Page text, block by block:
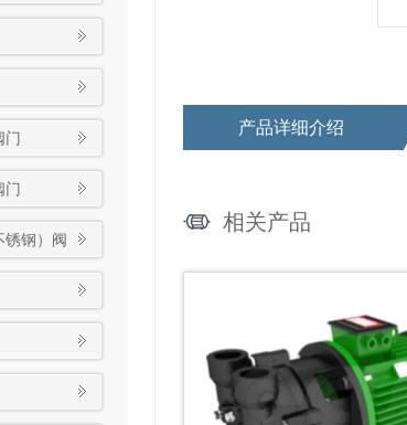
门
门
锈钢）阀
产品详细介绍
相关产品